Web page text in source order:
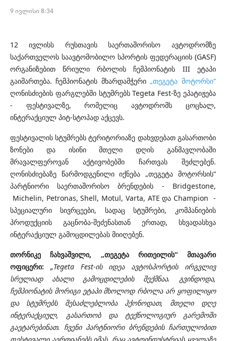
9 ივლისი 8:34
12 ივლისს რუსთავის საერთაშორისო ავტოდრომზე
საქართველოს საავტომობილო სპორტის ფედერაციის (GASF)
ორგანიზებით წრიული რბოლის ჩემპიონატის III ეტაპი
გაიმართება. ჩემპიონატის მხარდამჭერი „თეგეტა მოტორსი“
ღონისძიების ფარგლებში სტუმრებს Tegeta Fest-ზე ეპატიჟება
- ფესტივალზე, რომელიც ავტოდრომს ცოცხალ,
ინტერაქციულ პიტ-სტოპად აქცევს.
ფესტივალის სტუმრებს ტერიტორიაზე დახვდებათ გასართობი
ზონები და ისინი მთელი დღის განმავლობაში
მრავალფეროვან აქტივობებში ჩართვას შეძლებენ.
ღონისძიებაზე წარმოდგენილი იქნება „თეგეტა მოტორსის“
პარტნიორი საერთაშორისო ბრენდების - Bridgestone,
Michelin, Petronas, Shell, Motul, Varta, ATE და Champion -
სპეციალური სივრცეები, სადაც სტუმრები, კომპანიების
პროდუქციის გაცნობა-შეძენასთან ერთად, სხვადასხვა
ინტერაქციულ გამოცდილებას მიიღებენ.
თორნიკე ჩახვაშვილი, „თეგეტა რითეილის“ მთავარი
ოფიცერი:
„Tegeta Fest-ის იდეა ავტოსპორტის ირგვლივ
სრულიად ახალი გამოცდილების შექმნაა. გვინდოდა,
ჩემპიონატის მორიგი ეტაპი მხოლოდ რბოლა არ ყოფილიყო
და სტუმრებს შესაძლებლობა ჰქონოდათ, მთელი დღე
ინტერაქციულ, გასართობ და ტექნოლოგიურ გარემოში
გაეტარებინათ. ჩვენი პარტნიორი ბრენდების ჩართულობით